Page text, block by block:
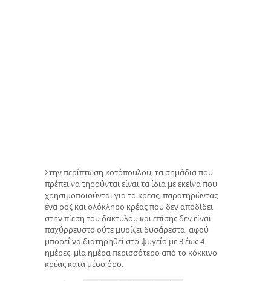
Στην περίπτωση κοτόπουλου, τα σημάδια που
πρέπει να τηρούνται είναι τα ίδια με εκείνα που
χρησιμοποιούνται για το κρέας, παρατηρώντας
ένα ροζ και ολόκληρο κρέας που δεν αποδίδει
στην πίεση του δακτύλου και επίσης δεν είναι
παχύρρευστο ούτε μυρίζει δυσάρεστα, αφού
μπορεί να διατηρηθεί στο ψυγείο με 3 έως 4
ημέρες, μία ημέρα περισσότερο από το κόκκινο
κρέας κατά μέσο όρο.